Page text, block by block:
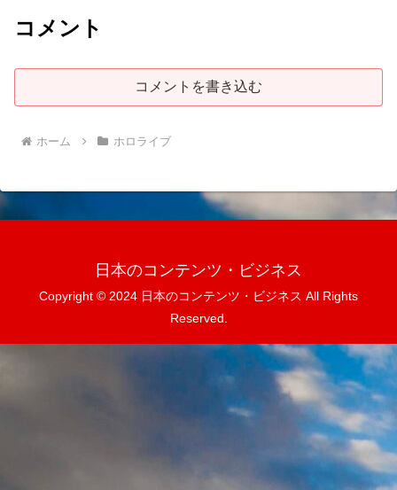
コメント
コメントを書き込む
ホーム ホロライブ
日本のコンテンツ・ビジネス
Copyright © 2024 日本のコンテンツ・ビジネス All Rights
Reserved.